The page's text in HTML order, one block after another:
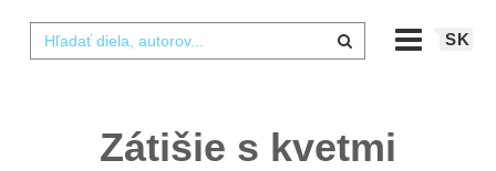
SK
Zátišie s kvetmi